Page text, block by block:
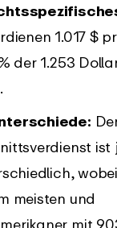
1.017 $
der 1.253
ist
meisten und
mit